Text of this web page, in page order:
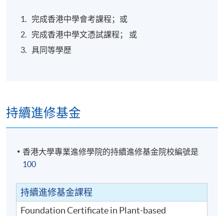
完成香港中學會考課程；或
完成香港中學文憑試課程； 或
具同等學歷
持續進修基金
香港大學專業進修學院的持續進修基金院校編號是
100
持續進修基金課程
Foundation Certificate in Plant-based